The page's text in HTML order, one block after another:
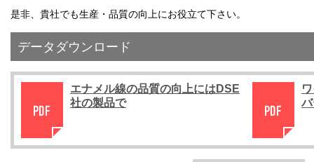
是非、貴社でも生産・品質の向上にお役立て下さい。
データダウンロード
エナメル線の品質の向上にはDSE
社の製品で